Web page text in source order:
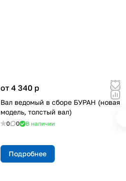
от 4 340 p
Вал ведомый в сборе БУРАН (новая
модель, толстый вал)
0 0 В наличии
Подробнее